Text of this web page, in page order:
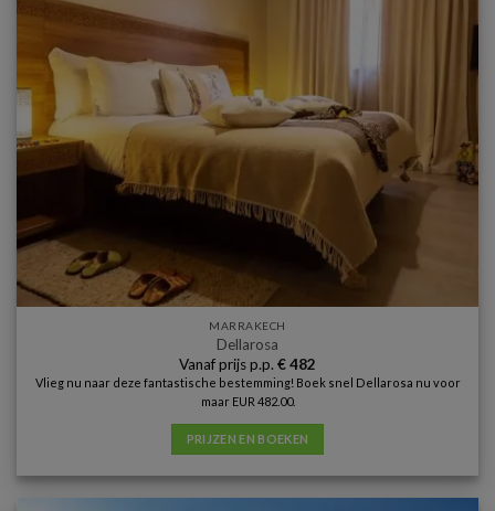
MARRAKECH
Dellarosa
Vanaf prijs p.p. €482
Vlieg nu naar deze fantastische bestemming! Boek snel Dellarosa nu voor
maar EUR 482.00.
PRIJZEN EN BOEKEN